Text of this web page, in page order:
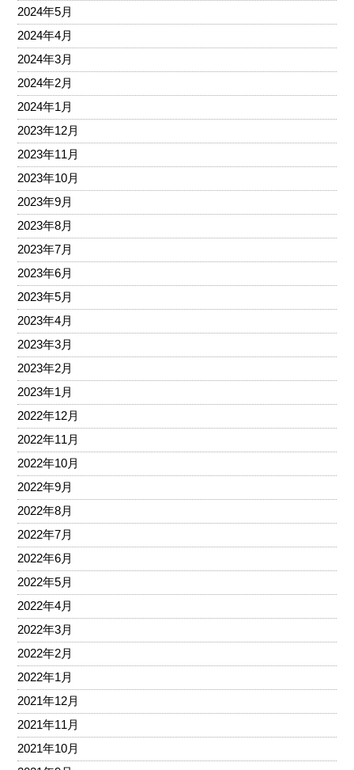
2024年5月
2024年4月
2024年3月
2024年2月
2024年1月
2023年12月
2023年11月
2023年10月
2023年9月
2023年8月
2023年7月
2023年6月
2023年5月
2023年4月
2023年3月
2023年2月
2023年1月
2022年12月
2022年11月
2022年10月
2022年9月
2022年8月
2022年7月
2022年6月
2022年5月
2022年4月
2022年3月
2022年2月
2022年1月
2021年12月
2021年11月
2021年10月